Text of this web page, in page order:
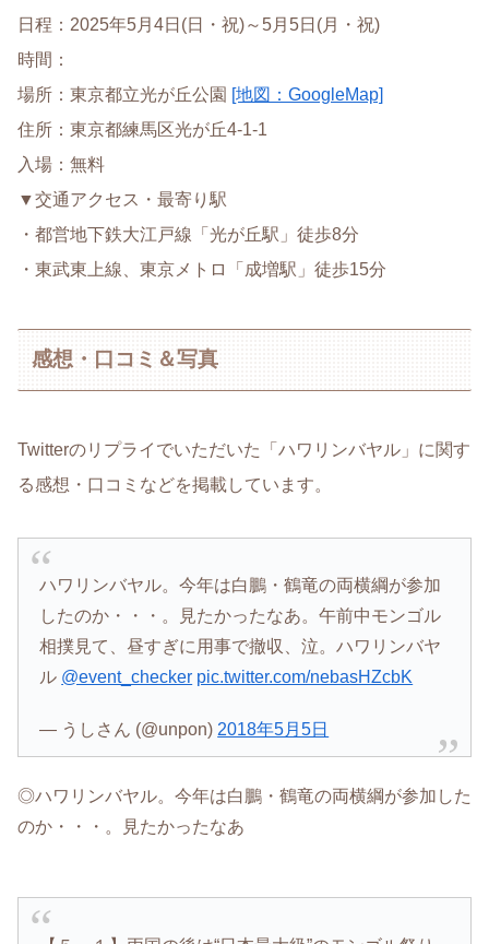
日程：2025年5月4日(日・祝)～5月5日(月・祝)
時間：
場所：東京都立光が丘公園 [地図：GoogleMap]
住所：東京都練馬区光が丘4-1-1
入場：無料
▼交通アクセス・最寄り駅
・都営地下鉄大江戸線「光が丘駅」徒歩8分
・東武東上線、東京メトロ「成増駅」徒歩15分
感想・口コミ＆写真
Twitterのリプライでいただいた「ハワリンバヤル」に関す
る感想・口コミなどを掲載しています。
ハワリンバヤル。今年は白鵬・鶴竜の両横綱が参加
したのか・・・。見たかったなあ。午前中モンゴル
相撲見て、昼すぎに用事で撤収、泣。ハワリンバヤ
ル @event_checker pic.twitter.com/nebasHZcbK
— うしさん (@unpon) 2018年5月5日
◎ハワリンバヤル。今年は白鵬・鶴竜の両横綱が参加した
のか・・・。見たかったなあ